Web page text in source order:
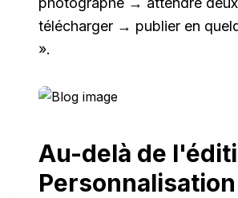
télécharger → publier en
».
Au-delà de